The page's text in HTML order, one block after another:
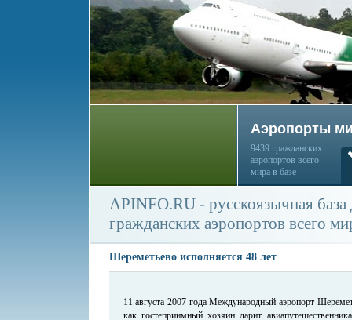
Аэропорты
9439 гражданских
аэропортов всего
мира в базе
APINFO.RU - русскоязычная
гражданских аэропортов всего
Шереметьево исполняется 48 лет
11 августа 2007 года Международный аэропорт
как гостеприимный хозяин дарит